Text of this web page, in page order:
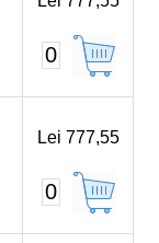
0
Lei 777,55
0